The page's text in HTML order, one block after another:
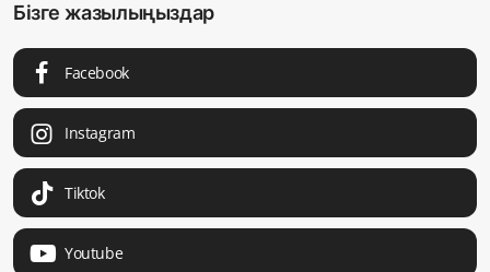
Бізге жазылыңыздар
Facebook
Instagram
Tiktok
Youtube